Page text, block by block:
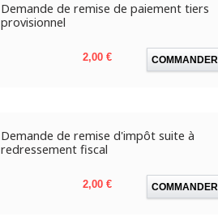
Demande de remise de paiement tiers
provisionnel
Prix
2,00 € COMMANDER
Demande de remise d'impôt suite à
redressement fiscal
Prix
2,00 € COMMANDER